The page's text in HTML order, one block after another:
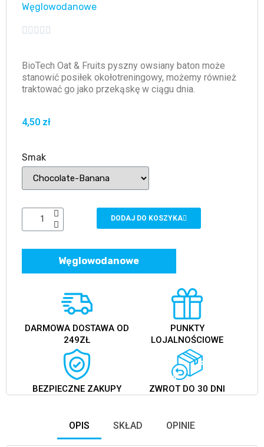
Węglowodanowe
    
BioTech Oat & Fruits pyszny owsiany baton może
stanowić posiłek okołotreningowy, możemy również
traktować go jako przekąskę w ciągu dnia.
4,50 zł
Smak
DODAJ DO KOSZYKA
Węglowodanowe
DARMOWA DOSTAWA OD
249ZŁ
PUNKTY
LOJALNOŚCIOWE
BEZPIECZNE ZAKUPY ZWROT DO 30 DNI
OPIS SKŁAD OPINIE